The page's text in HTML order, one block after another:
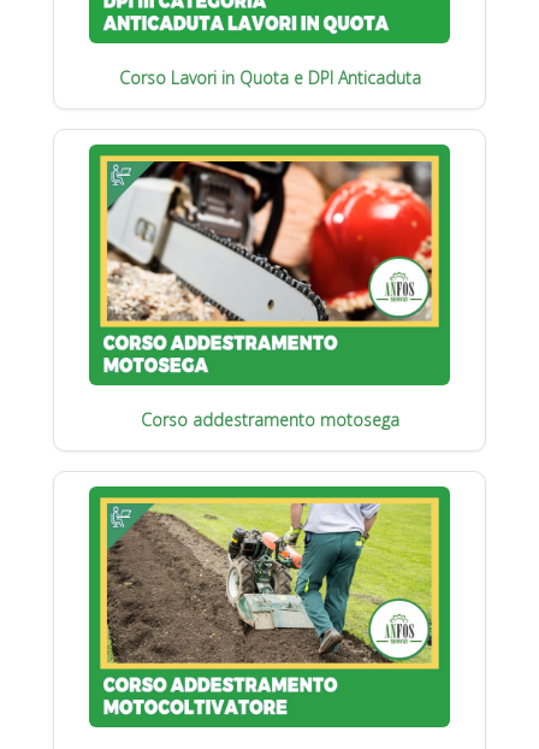
Corso Lavori in Quota e DPI Anticaduta
Corso addestramento motosega